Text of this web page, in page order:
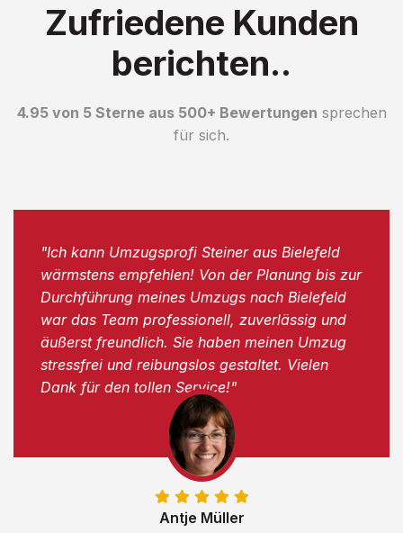
Zufriedene Kunden
berichten..
4.95 von 5 Sterne aus 500+ Bewertungen sprechen
für sich.
Antje Müller
"Ich kann Umzugsprofi Steiner aus Bielefeld
wärmstens empfehlen! Von der Planung bis zur
Durchführung meines Umzugs nach Bielefeld
war das Team professionell, zuverlässig und
äußerst freundlich. Sie haben meinen Umzug
stressfrei und reibungslos gestaltet. Vielen
Dank für den tollen Service!"